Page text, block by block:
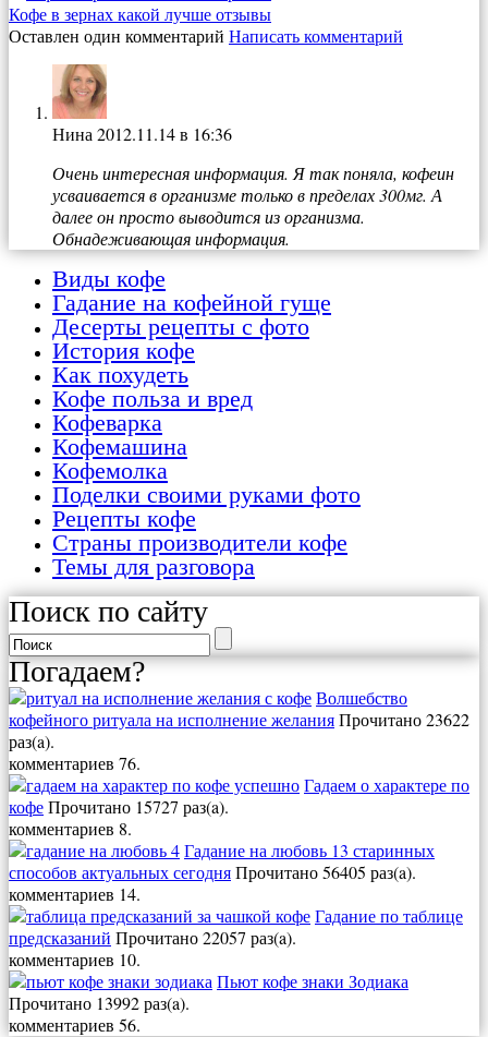
Кофе в зернах какой лучше отзывы
Оставлен один комментарий Написать комментарий
Нина 2012.11.14 в 16:36
Очень интересная информация. Я так поняла, кофеин
усваивается в организме только в пределах 300мг. А
далее он просто выводится из организма.
Обнадеживающая информация.
Виды кофе
Гадание на кофейной гуще
Десерты рецепты с фото
История кофе
Как похудеть
Кофе польза и вред
Кофеварка
Кофемашина
Кофемолка
Поделки своими руками фото
Рецепты кофе
Страны производители кофе
Темы для разговора
Поиск по сайту
Погадаем?
Волшебство
кофейного ритуала на исполнение желанияПрочитано 23622
раз(a).
комментариев 76.
Гадаем о характере по
кофеПрочитано 15727 раз(a).
комментариев 8.
Гадание на любовь 13 старинных
способов актуальных сегодняПрочитано 56405 раз(a).
комментариев 14.
Гадание по таблице
предсказаний Прочитано 22057 раз(a).
комментариев 10.
Пьют кофе знаки Зодиака
Прочитано 13992 раз(a).
комментариев 56.